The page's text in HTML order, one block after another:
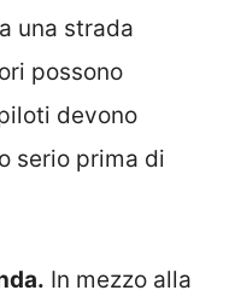
una strada
possono
devono
serio prima di
In mezzo alla